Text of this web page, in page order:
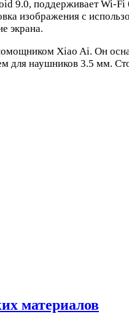
9.0, поддерживает
изображения с
экрана.
Xiao Ai. Он
наушников 3.5 мм.
материалов